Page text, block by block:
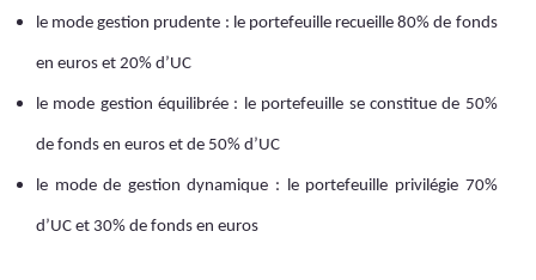
le mode gestion prudente : le portefeuille recueille 80% de fonds
en euros et 20% d’UC
le mode gestion équilibrée : le portefeuille se constitue de 50%
de fonds en euros et de 50% d’UC
le mode de gestion dynamique : le portefeuille privilégie 70%
d’UC et 30% de fonds en euros